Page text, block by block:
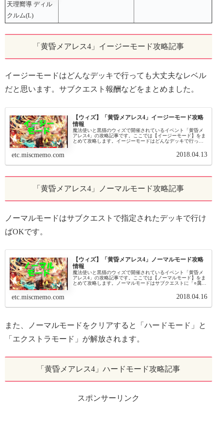
天理嚮導 ディル
クルム(L)
「黄昏メアレス4」イージーモード攻略記事
イージーモードはどんなデッキで行っても大丈夫なレベル
だと思います。サブクエスト報酬などをまとめました。
【ウィズ】「黄昏メアレス4」イージーモード攻略
情報
魔法使いと黒猫のウィズで開催されているイベント「黄昏メ
アレス4」の攻略記事です。ここでは【イージーモード】をま
とめて攻略します。イージーモードはどんなデッキで行って
etc.miscmemo.com 2018.04.13
「黄昏メアレス4」ノーマルモード攻略記事
ノーマルモードはサブクエストで指定されたデッキで行け
ばOKです。
【ウィズ】「黄昏メアレス4」ノーマルモード攻略
情報
魔法使いと黒猫のウィズで開催されているイベント「黄昏メ
アレス4」の攻略記事です。ここでは【ノーマルモード】をま
とめて攻略します。ノーマルモードはサブクエストに「○属性
etc.miscmemo.com 2018.04.16
また、ノーマルモードをクリアすると「ハードモード」と
「エクストラモード」が解放されます。
「黄昏メアレス4」ハードモード攻略記事
スポンサーリンク